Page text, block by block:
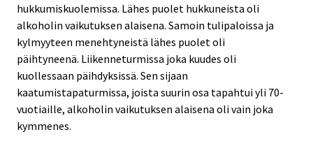
hukkumiskuolemissa. Lähes puolet hukkuneista oli
alkoholin vaikutuksen alaisena. Samoin tulipaloissa ja
kylmyyteen menehtyneistä lähes puolet oli
päihtyneenä. Liikenneturmissa joka kuudes oli
kuollessaan päihdyksissä. Sen sijaan
kaatumistapaturmissa, joista suurin osa tapahtui yli 70-
vuotiaille, alkoholin vaikutuksen alaisena oli vain joka
kymmenes.